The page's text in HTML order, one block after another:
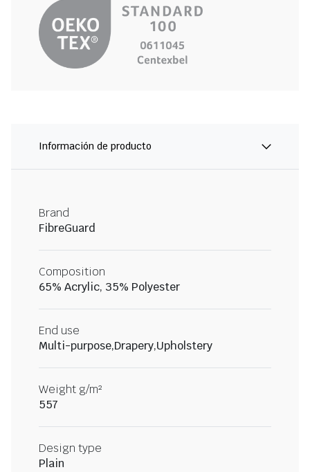
Información de producto
Brand
FibreGuard
Composition
65% Acrylic, 35% Polyester
End use
Multi-purpose,Drapery,Upholstery
Weight g/m²
557
Design type
Plain